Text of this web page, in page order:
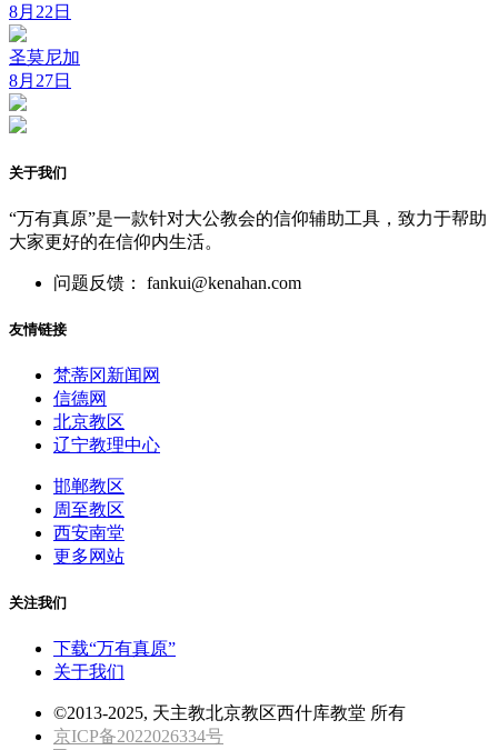
8月22日
圣莫尼加
8月27日
关于我们
“万有真原”是一款针对大公教会的信仰辅助工具，致力于帮助
大家更好的在信仰内生活。
问题反馈： fankui@kenahan.com
友情链接
梵蒂冈新闻网
信德网
北京教区
辽宁教理中心
邯郸教区
周至教区
西安南堂
更多网站
关注我们
下载“万有真原”
关于我们
©2013-2025, 天主教北京教区西什库教堂 所有
京ICP备2022026334号